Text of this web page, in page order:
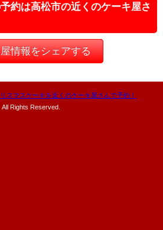
約は高松市の近くのケーキ屋さ
情報をシェアする
スマスケーキを近くのケーキ屋さんで予約！
All Rights Reserved.